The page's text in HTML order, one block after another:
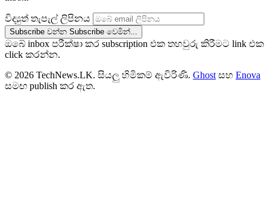
විද්‍යුත් තැපැල් ලිපිනය
Subscribe වන්න Subscribe වෙමින්...
ඔබේ inbox පරීක්ෂා කර subscription එක තහවුරු කිරීමට link එක
click කරන්න.
© 2026 TechNews.LK. සියලු හිමිකම් ඇවිරිණි. Ghost සහ Enova
සමඟ publish කර ඇත.